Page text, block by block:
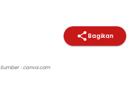
Bagikan
Sumber : canva.com